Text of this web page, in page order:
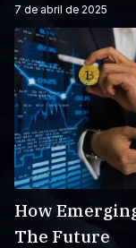
7 de abril de 2025
How
The Future